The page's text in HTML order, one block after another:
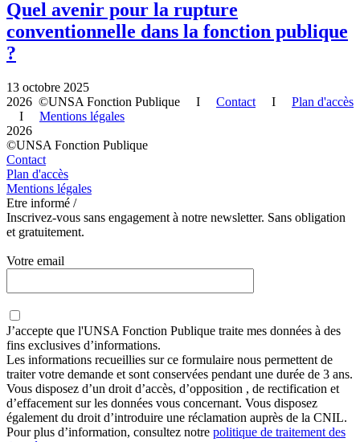
Quel avenir pour la rupture
conventionnelle dans la fonction publique
?
13 octobre 2025
2026 ©UNSA Fonction Publique I Contact I Plan d'accès
I Mentions légales
2026
©UNSA Fonction Publique
Contact
Plan d'accès
Mentions légales
Etre informé /
Inscrivez-vous sans engagement à notre newsletter. Sans obligation
et gratuitement.
Votre email
J’accepte que l'UNSA Fonction Publique traite mes données à des
fins exclusives d’informations.
Les informations recueillies sur ce formulaire nous permettent de
traiter votre demande et sont conservées pendant une durée de 3 ans.
Vous disposez d’un droit d’accès, d’opposition , de rectification et
d’effacement sur les données vous concernant. Vous disposez
également du droit d’introduire une réclamation auprès de la CNIL.
Pour plus d’information, consultez notre politique de traitement des